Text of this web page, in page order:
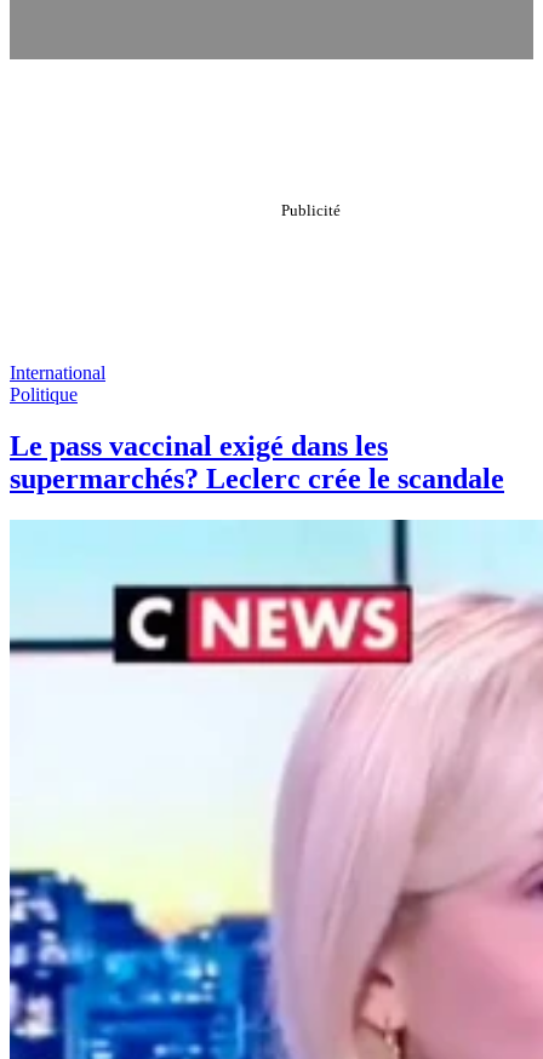
International
Politique
Le pass vaccinal exigé dans les
supermarchés? Leclerc crée le scandale